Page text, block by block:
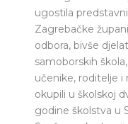
ugostila
Zagrebačke
odbora, bivše
samoborskih
učenike, roditelje
okupili u školskoj
godine školstva u